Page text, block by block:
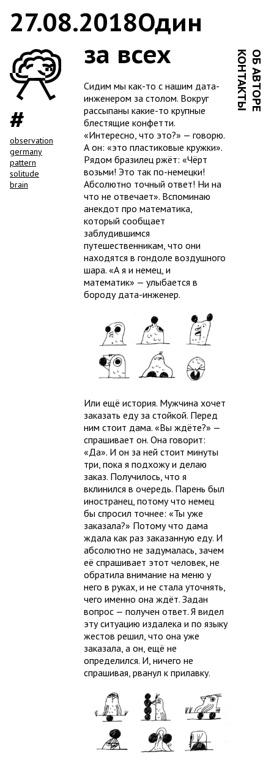
ОБ АВТОРЕ
КОНТАКТЫ
observation
germany
pattern
solitude
brain
27.08.2018Один
за всех
Сидим мы как-то с нашим дата-
инженером за столом. Вокруг
рассыпаны какие-то крупные
блестящие конфетти.
«Интересно, что это?» — говорю.
А он: «это пластиковые кружки».
Рядом бразилец ржёт: «Чёрт
возьми! Это так по-немецки!
Абсолютно точный ответ! Ни на
что не отвечает». Вспоминаю
анекдот про математика,
который сообщает
заблудившимся
путешественникам, что они
находятся в гондоле воздушного
шара. «А я и немец, и
математик» — улыбается в
бороду дата-инженер.
Или ещё история. Мужчина хочет
заказать еду за стойкой. Перед
ним стоит дама. «Вы ждёте?» —
спрашивает он. Она говорит:
«Да». И он за ней стоит минуты
три, пока я подхожу и делаю
заказ. Получилось, что я
вклинился в очередь. Парень был
иностранец, потому что немец
бы спросил точнее: «Ты уже
заказала?» Потому что дама
ждала как раз заказанную еду. И
абсолютно не задумалась, зачем
её спрашивает этот человек, не
обратила внимание на меню у
него в руках, и не стала уточнять,
чего именно она ждёт. Задан
вопрос — получен ответ. Я видел
эту ситуацию издалека и по языку
жестов решил, что она уже
заказала, а он, ещё не
определился. И, ничего не
спрашивая, рванул к прилавку.